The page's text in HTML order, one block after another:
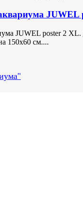
JUWEL
JUWEL poster 2
150х60 см....